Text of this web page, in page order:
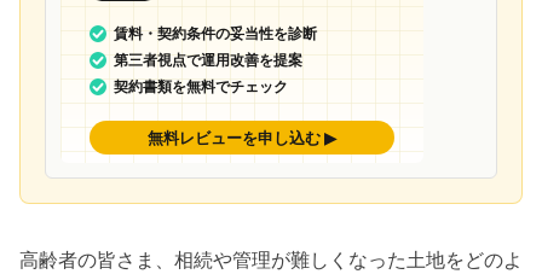
高齢者の皆さま、相続や管理が難しくなった土地をどのよ